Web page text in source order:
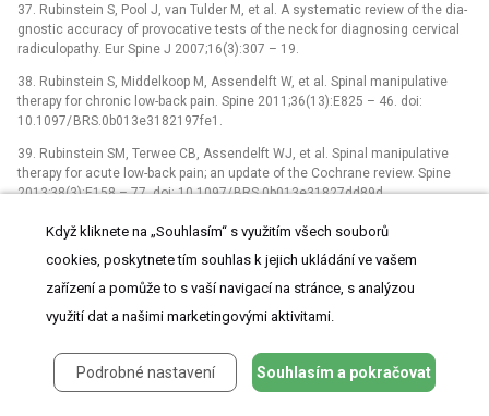
37. Rubinstein S, Pool J, van Tulder M, et al. A systematic review of the dia­
gnostic accuracy of provocative tests of the neck for dia­gnos­ing cervical
radiculopathy. Eur Spine J 2007;16(3):307 –⁠ 19.
38. Rubinstein S, Middelkoop M, As­sendelft W, et al. Spinal manipulative
therapy for chronic low-back pain. Spine 2011;36(13):E825 –⁠ 46. doi:
10.1097/ BRS.0b013e3182197fe1.
39. Rubinstein SM, Terwee CB, As­sendelft WJ, et al. Spinal manipulative
therapy for acute low-back pain; an update of the Cochrane review. Spine
2013;38(3):E158 –⁠ 77. doi: 10.1097/ BRS.0b013e31827dd89d.
40. Koumantakis GA, Watson PJ, Oldham JA. Trunk muscle stabilization
train­ing plus general exercise versus general exercise only: randomized
control­led trial of patients with recur­rent low back pain. Phys Ther
2005;85(3):209 –⁠ 25.
41. Rackwitz B, de Bie R, Limm H, et al. Segmental stabiliz­ing exercises
randomized control­led trials. Clin Reahbil 2006;20(7):553 –⁠ 67.
42. Macedo LG, Latimer J, Maher CG, et al. Ef­fect of motor control
Když kliknete na „Souhlasím“ s využitím všech souborů
cookies, poskytnete tím souhlas k jejich ukládání ve vašem
zařízení a pomůže to s vaší navigací na stránce, s analýzou
využití dat a našimi marketingovými aktivitami.
Podrobné nastavení Souhlasím a pokračovat